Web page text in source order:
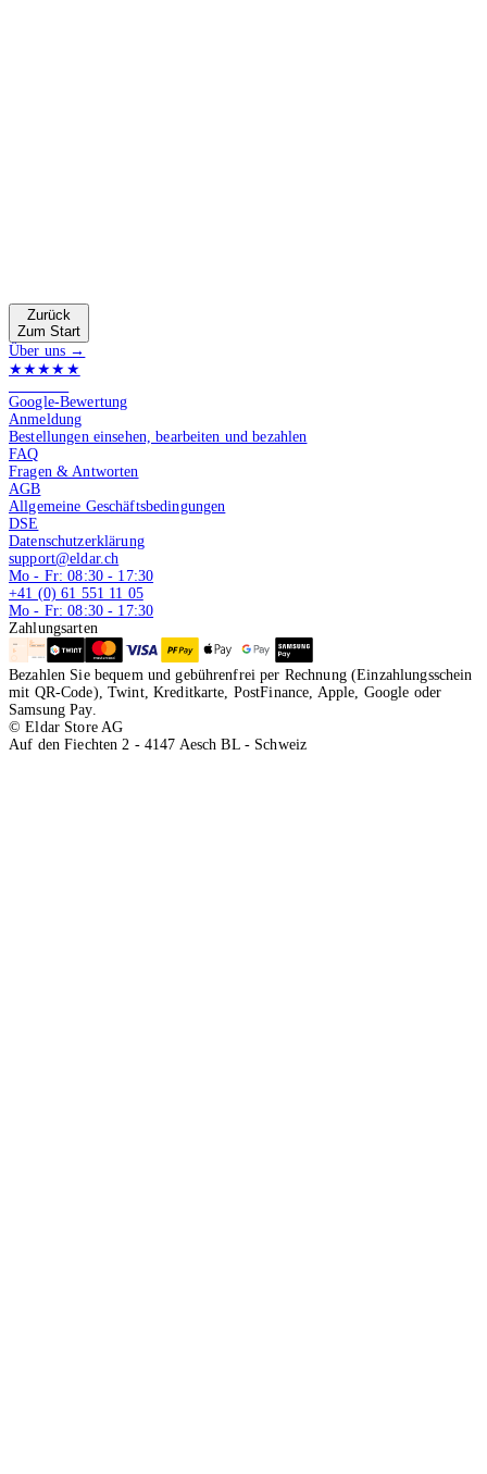
Zurück
Zum Start
Über uns →
★★★★★
Google-Bewertung
Anmeldung
Bestellungen einsehen, bearbeiten und bezahlen
FAQ
Fragen & Antworten
AGB
Allgemeine Geschäftsbedingungen
DSE
Datenschutzerklärung
support@eldar.ch
Mo - Fr: 08:30 - 17:30
+41 (0) 61 551 11 05
Mo - Fr: 08:30 - 17:30
Zahlungsarten
Bezahlen Sie bequem und gebührenfrei per Rechnung (Einzahlungsschein
mit QR-Code), Twint, Kreditkarte, PostFinance, Apple, Google oder
Samsung Pay.
© Eldar Store AG
Auf den Fiechten 2 - 4147 Aesch BL - Schweiz